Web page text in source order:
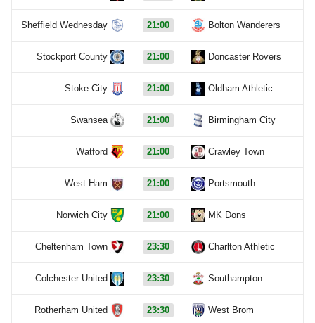
Sheffield Wednesday 21:00 Bolton Wanderers
Stockport County 21:00 Doncaster Rovers
Stoke City 21:00 Oldham Athletic
Swansea 21:00 Birmingham City
Watford 21:00 Crawley Town
West Ham 21:00 Portsmouth
Norwich City 21:00 MK Dons
Cheltenham Town 23:30 Charlton Athletic
Colchester United 23:30 Southampton
Rotherham United 23:30 West Brom